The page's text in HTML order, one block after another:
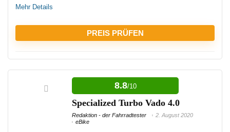
Mehr Details
PREIS PRÜFEN
VORTEILE:
Starker Motor
Langlebiger Akku
Hohe Belastbarkeit
8.8/10
Specialized Turbo Vado 4.0
Redaktion - der Fahrradtester
2. August 2020
eBike